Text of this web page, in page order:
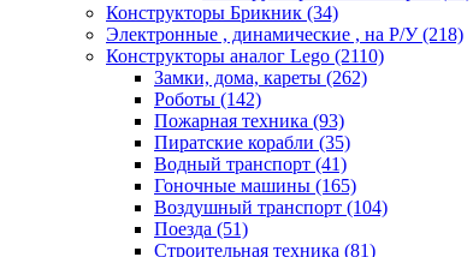
Конструкторы Брикник (34)
Электронные , динамические , на Р/У(218)
Конструкторы аналог Lego (2110)
Замки, дома, кареты (262)
Роботы (142)
Пожарная техника (93)
Пиратские корабли (35)
Водный транспорт (41)
Гоночные машины (165)
Воздушный транспорт (104)
Поезда (51)
Строительная техника (81)